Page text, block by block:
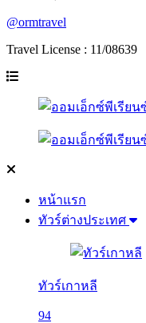
@ormtravel
Travel License : 11/08639
หน้าแรก
ทัวร์ต่างประเทศ
ทัวร์เกาหลี
94